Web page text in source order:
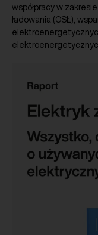
współpracy w
ładowania (OSŁ),